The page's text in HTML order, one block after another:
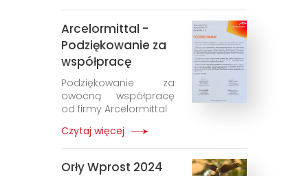
Arcelormittal -
Podziękowanie za
współpracę
Podziękowanie za
owocną współpracę
od firmy Arcelormittal
Czytaj więcej
Orły Wprost 2024